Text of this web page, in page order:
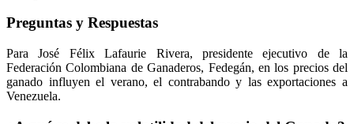
Preguntas y Respuestas
Para José Félix Lafaurie Rivera, presidente ejecutivo de la
Federación Colombiana de Ganaderos, Fedegán, en los precios del
ganado influyen el verano, el contrabando y las exportaciones a
Venezuela.